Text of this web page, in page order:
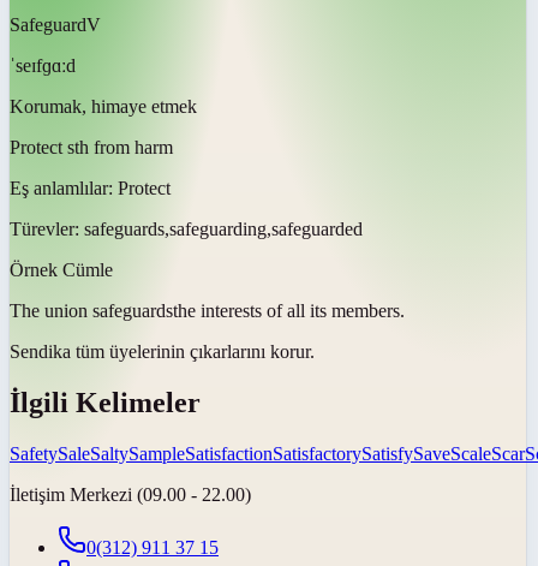
SafeguardV
ˈseɪfɡɑːd
Korumak, himaye etmek
Protect sth from harm
Eş anlamlılar: Protect
Türevler: safeguards,safeguarding,safeguarded
Örnek Cümle
The union safeguardsthe interests of all its members.
Sendika tüm üyelerinin çıkarlarını korur.
İlgili Kelimeler
SafetySaleSaltySampleSatisfactionSatisfactorySatisfySaveScaleScar
İletişim Merkezi (09.00 - 22.00)
0(312) 911 37 15